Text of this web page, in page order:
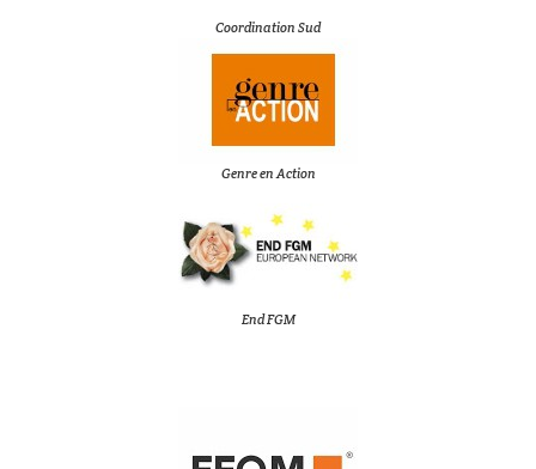
Coordination Sud
Genre en Action
End FGM